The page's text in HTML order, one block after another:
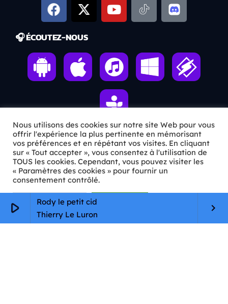
play_arrow
Rody le petit cid
Thierry Le Luron
keyboard_arrow_right
🎧 ÉCOUTEZ-NOUS
ℹ️ INFOS PRATIQUES
✉️Contact
🦊Qui sommes-nous ?
📄
Mentions légales
Nous utilisons des cookies sur notre site Web pour vous
offrir l'expérience la plus pertinente en mémorisant
vos préférences et en répétant vos visites. En cliquant
sur « Tout accepter », vous consentez à l'utilisation de
TOUS les cookies. Cependant, vous pouvez visiter les
« Paramètres des cookies » pour fournir un
consentement contrôlé.
Paramètres Cookie